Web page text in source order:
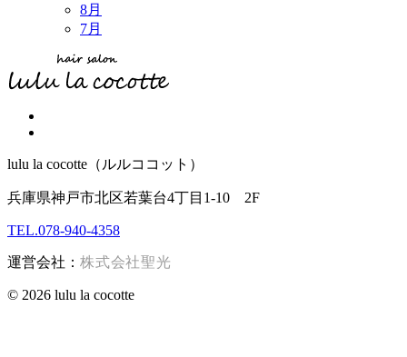
8月
7月
lulu la cocotte（ルルココット）
兵庫県神戸市北区若葉台4丁目1-10 2F
TEL.078-940-4358
運営会社： 株式会社聖光
© 2026 lulu la cocotte